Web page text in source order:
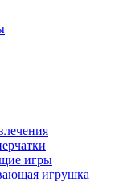
игры
игрушка